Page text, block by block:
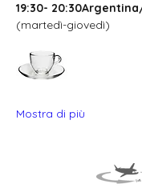
19:30-
(martedì-giovedì)
Mostra di più